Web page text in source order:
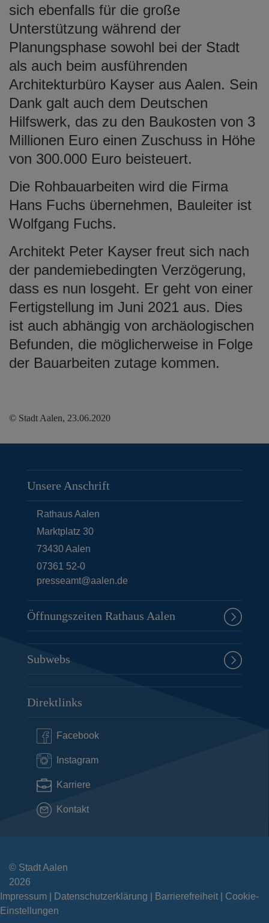
sich ebenfalls für die große
Unterstützung während der
Planungsphase sowohl bei der Stadt
als auch beim ausführenden
Architekturbüro Kayser aus Aalen. Sein
Dank galt auch dem Deutschen
Hilfswerk, das zu den Baukosten von 3
Millionen Euro einen Zuschuss in Höhe
von 300.000 Euro beisteuert.
Die Rohbauarbeiten wird die Firma
Hans Fuchs übernehmen, Bauleiter ist
Wolfgang Fuchs.
Architekt Peter Kayser freut sich nach
der pandemiebedingten Verzögerung,
dass es nun losgeht. Er geht von einer
Fertigstellung im Juni 2021 aus. Dies
ist auch abhängig von archäologischen
Befunden, die möglicherweise in Folge
der Bauarbeiten zutage kommen.
© Stadt Aalen, 23.06.2020
Unsere Anschrift
Rathaus Aalen
Marktplatz 30
73430Aalen
07361 52-0
presseamt@aalen.de
Öffnungszeiten Rathaus Aalen
Subwebs
Direktlinks
Facebook
Instagram
Karriere
Kontakt
© Stadt Aalen
2026
Impressum
Datenschutzerklärung Barrierefreiheit
Cookie-
Einstellungen